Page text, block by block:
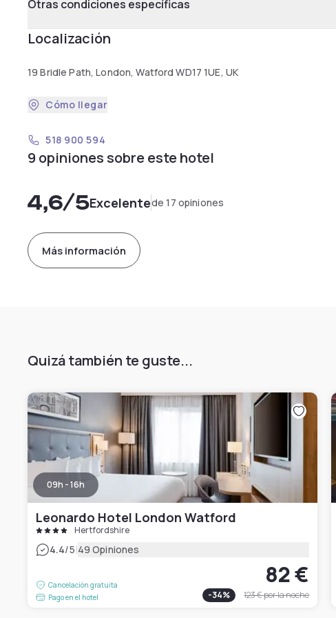
Otras condiciones específicas
Localización
19 Bridle Path, London, Watford WD17 1UE, UK
Cómo llegar
518 900 594
9 opiniones sobre este hotel
4,6/5Excelentede 17 opiniones
Más información
Quizá también te guste...
09h - 16h
Leonardo Hotel London Watford
Hertfordshire
4.4/5|49 Opiniones
Cancelación gratuita
Pago en el hotel
82 €
-34% 123 €por la noche